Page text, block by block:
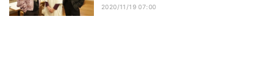
2020/11/19 07:00